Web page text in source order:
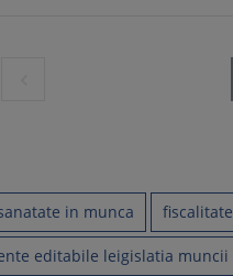
in munca fiscalitate
editabile leigislatia muncii